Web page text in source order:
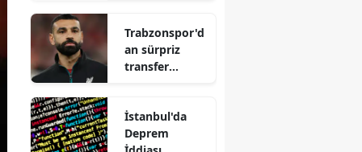
Trabzonspor'd
an sürpriz
transfer
İstanbul'da
Deprem